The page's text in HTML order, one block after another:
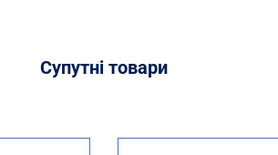
Супутні товари